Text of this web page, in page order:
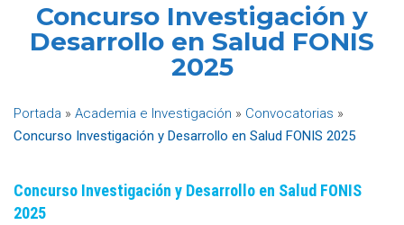
Concurso Investigación y
Desarrollo en Salud FONIS
2025
Portada » Academia e Investigación » Convocatorias »
Concurso Investigación y Desarrollo en Salud FONIS 2025
Concurso Investigación y Desarrollo en Salud FONIS
2025